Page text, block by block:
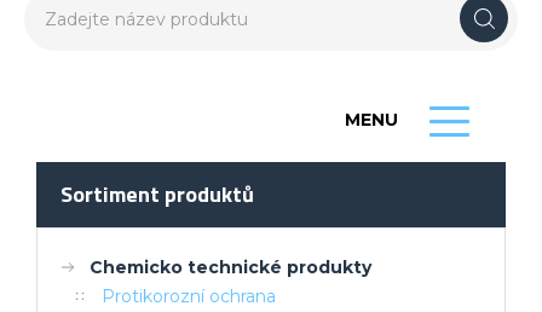
MENU
Sortiment produktů
Chemicko technické produkty
Protikorozní ochrana